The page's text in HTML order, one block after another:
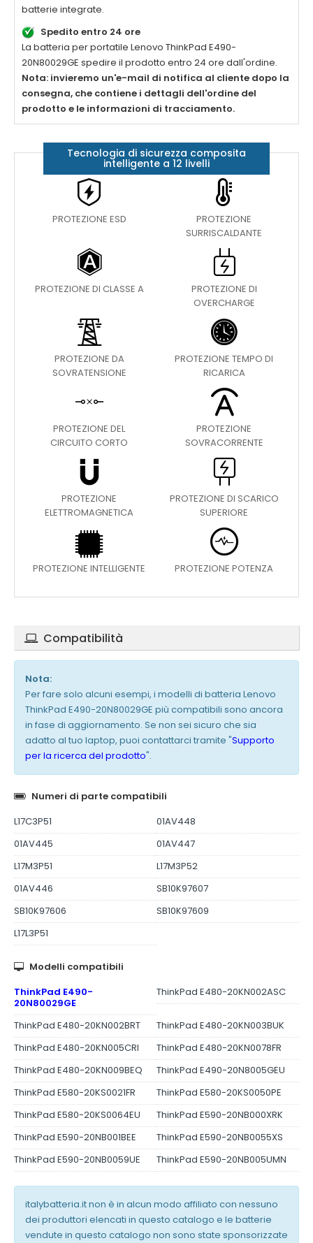
batterie integrate.
Spedito entro 24 ore
La batteria per portatile Lenovo ThinkPad E490-
20N80029GE spedire il prodotto entro 24 ore dall'ordine.
Nota: invieremo un'e-mail di notifica al cliente dopo la
consegna, che contiene i dettagli dell'ordine del
prodotto e le informazioni di tracciamento.
Tecnologia di sicurezza composita
intelligente a 12 livelli
PROTEZIONE ESD
PROTEZIONE
SURRISCALDANTE
PROTEZIONE DI CLASSE A
PROTEZIONE DI
OVERCHARGE
PROTEZIONE DA
SOVRATENSIONE
PROTEZIONE TEMPO DI
RICARICA
PROTEZIONE DEL
CIRCUITO CORTO
PROTEZIONE
SOVRACORRENTE
PROTEZIONE
ELETTROMAGNETICA
PROTEZIONE DI SCARICO
SUPERIORE
PROTEZIONE INTELLIGENTE PROTEZIONE POTENZA
Compatibilità
Nota:
Per fare solo alcuni esempi, i modelli di batteria Lenovo
ThinkPad E490-20N80029GE più compatibili sono ancora
in fase di aggiornamento. Se non sei sicuro che sia
adatto al tuo laptop, puoi contattarci tramite "Supporto
per la ricerca del prodotto".
Numeri di parte compatibili
L17C3P51
01AV448
01AV445
01AV447
L17M3P51
L17M3P52
01AV446
SB10K97607
SB10K97606
SB10K97609
L17L3P51
Modelli compatibili
ThinkPad E490-
20N80029GE
ThinkPad E480-20KN002ASC
ThinkPad E480-20KN002BRT
ThinkPad E480-20KN003BUK
ThinkPad E480-20KN005CRI
ThinkPad E480-20KN0078FR
ThinkPad E480-20KN009BEQ
ThinkPad E490-20N8005GEU
ThinkPad E580-20KS0021FR
ThinkPad E580-20KS0050PE
ThinkPad E580-20KS0064EU
ThinkPad E590-20NB000XRK
ThinkPad E590-20NB001BEE
ThinkPad E590-20NB0055XS
ThinkPad E590-20NB0059UE
ThinkPad E590-20NB005UMN
italybatteria.it non è in alcun modo affiliato con nessuno
dei produttori elencati in questo catalogo e le batterie
vendute in questo catalogo non sono state sponsorizzate